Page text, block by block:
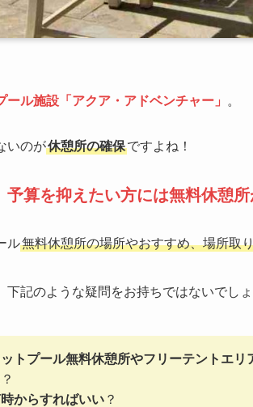
ール施設「アクア・アドベンチャー」 。
いのが休憩所の確保ですよね！
予算を抑えたい方には無料休憩
ル無料休憩所の場所やおすすめ、場所取
下記のような疑問をお持ちではないでし
トプール無料休憩所やフリーテントエリ
からすればいい ？